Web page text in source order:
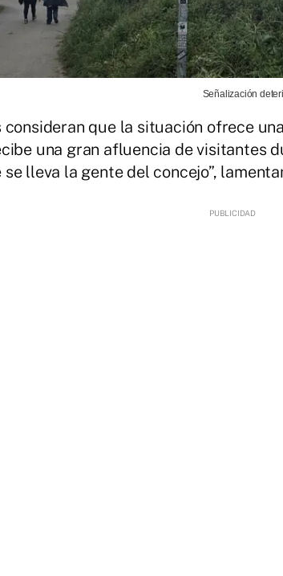
Señalización
consideran que la situación ofrece una
una gran afluencia de visitantes
se lleva la gente del concejo”,